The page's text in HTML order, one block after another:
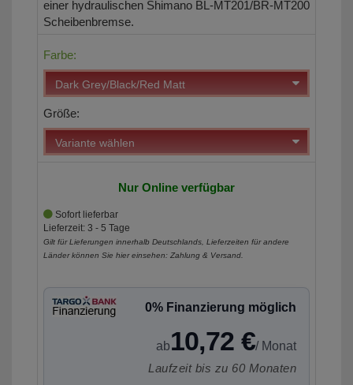
einer hydraulischen Shimano BL-MT201/BR-MT200
Scheibenbremse.
Farbe:
Größe:
Nur Online verfügbar
Sofort lieferbar
Lieferzeit: 3 - 5 Tage
Gilt für Lieferungen innerhalb Deutschlands, Lieferzeiten für andere
Länder können Sie hier einsehen: Zahlung & Versand
0% Finanzierung möglich
ab10,72 €/ Monat
Laufzeit bis zu 60 Monaten